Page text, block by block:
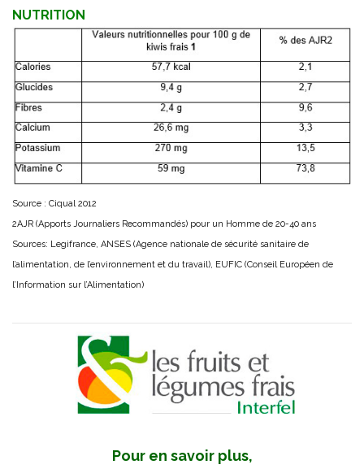
NUTRITION
Source : Ciqual 2012
2AJR (Apports Journaliers Recommandés) pour un Homme de 20-40 ans
Sources: Legifrance, ANSES (Agence nationale de sécurité sanitaire de
l’alimentation, de l’environnement et du travail), EUFIC (Conseil Européen de
l’Information sur l’Alimentation)
Pour en savoir plus,